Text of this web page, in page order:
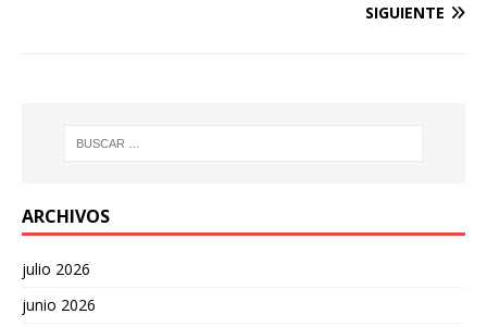
SIGUIENTE
ARCHIVOS
julio 2026
junio 2026